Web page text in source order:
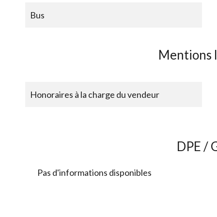
Bus
Mentions
Honoraires à la charge du vendeur
DPE /
Pas d'informations disponibles